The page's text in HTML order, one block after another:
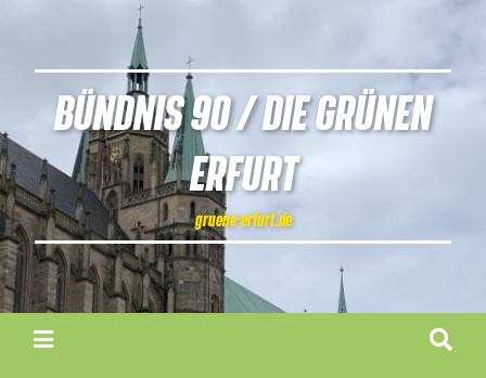
BÜNDNIS 90 / DIE GRÜNEN
ERFURT
gruene-erfurt.de